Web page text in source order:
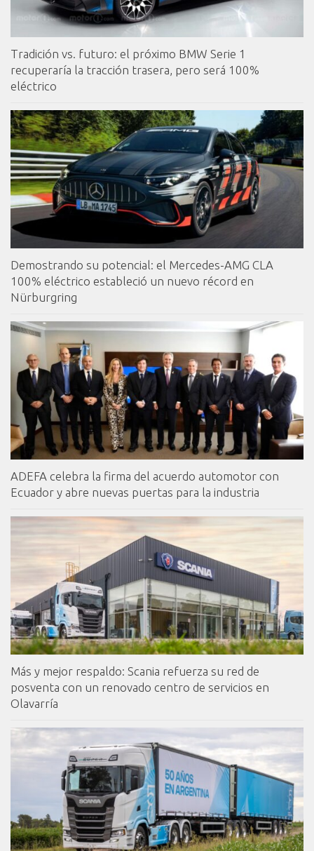
Tradición vs. futuro: el próximo BMW Serie 1
recuperaría la tracción trasera, pero será 100%
eléctrico
Demostrando su potencial: el Mercedes-AMG CLA
100% eléctrico estableció un nuevo récord en
Nürburgring
ADEFA celebra la firma del acuerdo automotor con
Ecuador y abre nuevas puertas para la industria
Más y mejor respaldo: Scania refuerza su red de
posventa con un renovado centro de servicios en
Olavarría